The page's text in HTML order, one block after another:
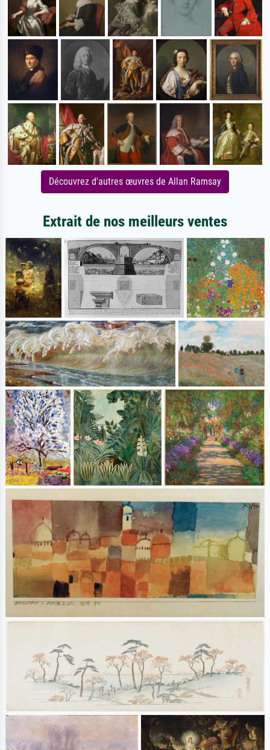
Découvrez d'autres œuvres de Allan Ramsay
Extrait de nos meilleurs ventes